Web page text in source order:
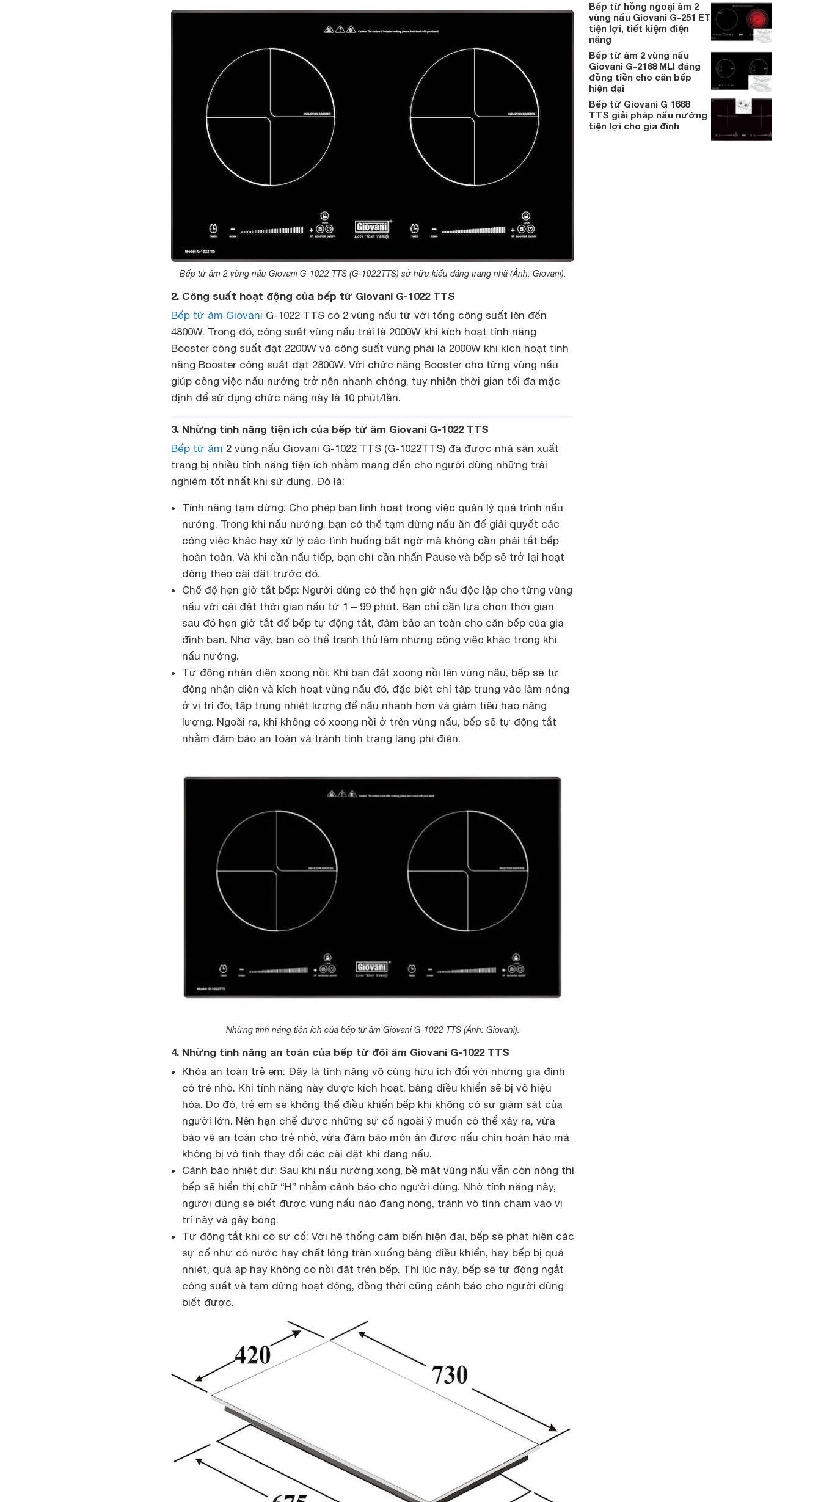
Bếp từ âm 2 vùng nấu Giovani G-1022 TTS (G-1022TTS) sở hữu kiểu dáng trang nhã (Ảnh: Giovani).
2. Công suất hoạt động của bếp từ Giovani G-1022 TTS
Bếp từ âm Giovani G-1022 TTS có 2 vùng nấu từ với tổng công suất lên đến
4800W. Trong đó, công suất vùng nấu trái là 2000W khi kích hoạt tính năng
Booster công suất đạt 2200W và công suất vùng phải là 2000W khi kích hoạt tính
năng Booster công suất đạt 2800W. Với chức năng Booster cho từng vùng nấu
giúp công việc nấu nướng trở nên nhanh chóng, tuy nhiên thời gian tối đa mặc
định để sử dụng chức năng này là 10 phút/lần.
3. Những tính năng tiện ích của bếp từ âm Giovani G-1022 TTS
Bếp từ âm 2 vùng nấu Giovani G-1022 TTS (G-1022TTS) đã được nhà sản xuất
trang bị nhiều tính năng tiện ích nhằm mang đến cho người dùng những trải
nghiệm tốt nhất khi sử dụng. Đó là:
Tính năng tạm dừng: Cho phép bạn linh hoạt trong việc quản lý quá trình nấu
nướng. Trong khi nấu nướng, bạn có thể tạm dừng nấu ăn để giải quyết các
công việc khác hay xử lý các tình huống bất ngờ mà không cần phải tắt bếp
hoàn toàn. Và khi cần nấu tiếp, bạn chỉ cần nhấn Pause và bếp sẽ trở lại hoạt
động theo cài đặt trước đó.
Chế độ hẹn giờ tắt bếp: Người dùng có thể hẹn giờ nấu độc lập cho từng vùng
nấu với cài đặt thời gian nấu từ 1 – 99 phút. Bạn chỉ cần lựa chọn thời gian
sau đó hẹn giờ tắt để bếp tự động tắt, đảm bảo an toàn cho căn bếp của gia
đình bạn. Nhờ vậy, bạn có thể tranh thủ làm những công việc khác trong khi
nấu nướng.
Tự động nhận diện xoong nồi: Khi bạn đặt xoong nồi lên vùng nấu, bếp sẽ tự
động nhận diện và kích hoạt vùng nấu đó, đặc biệt chỉ tập trung vào làm nóng
ở vị trí đó, tập trung nhiệt lượng để nấu nhanh hơn và giảm tiêu hao năng
lượng. Ngoài ra, khi không có xoong nồi ở trên vùng nấu, bếp sẽ tự động tắt
nhằm đảm bảo an toàn và tránh tình trạng lãng phí điện.
Những tính năng tiện ích của bếp từ âm Giovani G-1022 TTS (Ảnh: Giovani).
4. Những tính năng an toàn của bếp từ đôi âm Giovani G-1022 TTS
Khóa an toàn trẻ em: Đây là tính năng vô cùng hữu ích đối với những gia đình
có trẻ nhỏ. Khi tính năng này được kích hoạt, bảng điều khiển sẽ bị vô hiệu
hóa. Do đó, trẻ em sẽ không thể điều khiển bếp khi không có sự giám sát của
người lớn. Nên hạn chế được những sự cố ngoài ý muốn có thể xảy ra, vừa
bảo vệ an toàn cho trẻ nhỏ, vừa đảm bảo món ăn được nấu chín hoàn hảo mà
không bị vô tình thay đổi các cài đặt khi đang nấu.
Cảnh báo nhiệt dư: Sau khi nấu nướng xong, bề mặt vùng nấu vẫn còn nóng thì
bếp sẽ hiển thị chữ “H” nhằm cảnh báo cho người dùng. Nhờ tính năng này,
người dùng sẽ biết được vùng nấu nào đang nóng, tránh vô tình chạm vào vị
trí này và gây bỏng.
Tự động tắt khi có sự cố: Với hệ thống cảm biến hiện đại, bếp sẽ phát hiện các
sự cố như có nước hay chất lỏng tràn xuống bảng điều khiển, hay bếp bị quá
nhiệt, quá áp hay không có nồi đặt trên bếp. Thì lúc này, bếp sẽ tự động ngắt
công suất và tạm dừng hoạt động, đồng thời cũng cảnh báo cho người dùng
biết được.
Bếp từ hồng ngoại âm 2
vùng nấu Giovani G-251 ET
tiện lợi, tiết kiệm điện
năng
Bếp từ âm 2 vùng nấu
Giovani G-2168 MLI đáng
đồng tiền cho căn bếp
hiện đại
Bếp từ Giovani G 1668
TTS giải pháp nấu nướng
tiện lợi cho gia đình